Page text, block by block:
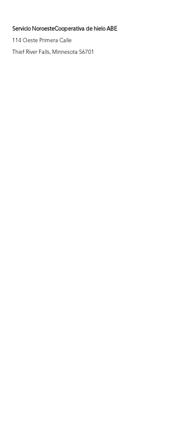
Servicio NoroesteCooperativa de hielo ABE
114 Oeste Primera Calle
Thief River Falls, Minnesota 56701